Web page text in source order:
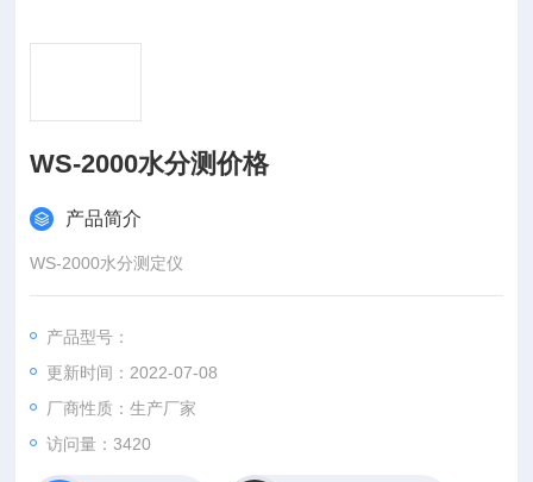
WS-2000水分测价格
产品简介
WS-2000水分测定仪
产品型号：
更新时间：2022-07-08
厂商性质：生产厂家
访问量：3420